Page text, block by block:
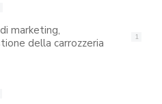
marketing,
della carrozzeria
1